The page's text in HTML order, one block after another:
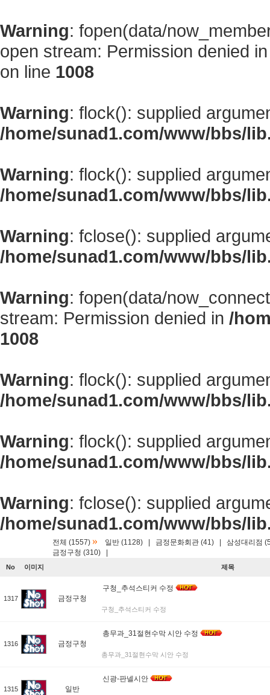
Warning: fopen(data/
open stream: Permission denied
on line 1008
Warning: flock(): supplied
/home/sunad1.com/www/bbs/
Warning: flock(): supplied
/home/sunad1.com/www/bbs/
Warning: fclose(): supplied
/home/sunad1.com/www/bbs/
Warning: fopen(data/
stream: Permission denied in /
1008
Warning: flock(): supplied
/home/sunad1.com/www/bbs/
Warning: flock(): supplied
/home/sunad1.com/www/bbs/
Warning: fclose(): supplied
/home/sunad1.com/www/bbs/
전체 (1557) » 일반 (1128) 금정문화회관 (41)
삼성대리점
금정구청 (310)
No 이미지 제목
1317 금정구청
구청_추석스티커 수정
구청_추석스티커 수정
1316 금정구청
총무과_31절현수막 시안 수정
총무과_31절현수막 시안 수정
1315 일반
신광-판넬시안